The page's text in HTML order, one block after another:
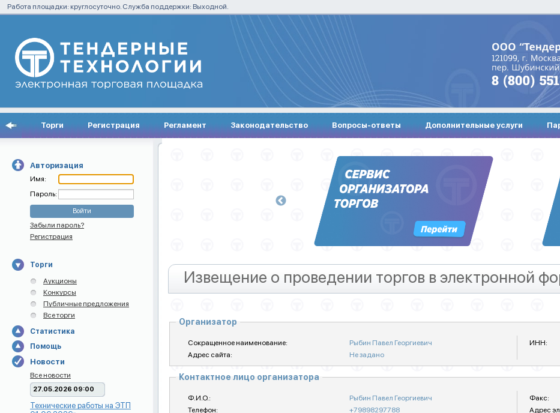
Работа площадки: круглосуточно. Служба поддержки: Выходной.
Торги Регистрация Регламент Законодательство Вопросы-ответы Дополнительные услуги
Авторизация
Имя:
Пароль:
Забыли пароль?
Регистрация
Торги
Аукционы
Конкурсы
Публичные предложения
Все торги
Статистика
Помощь
Новости
Все новости
27.05.2026 09:00
Технические работы на ЭТП
Извещение о проведении торгов в электронной
Организатор
Сокращенное наименование: Рыбин Павел Георгиевич ИНН:
Адрес сайта:
Не задано
Контактное лицо организатора
Ф.И.О.: Рыбин Павел Георгиевич
Факс:
Телефон:
+79898297788 Адрес